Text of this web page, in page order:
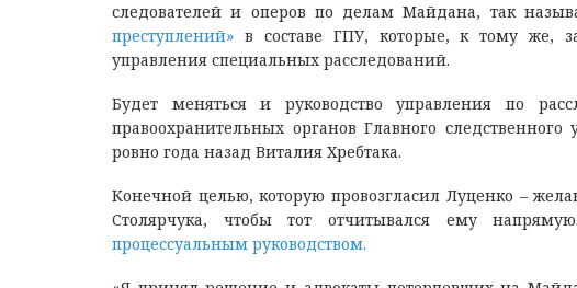
следователей и оперов по делам Майдана, так
преступлений» в составе ГПУ, которые, к тому же,
управления специальных расследований.
Будет меняться и руководство управления по
правоохранительных органов Главного
ровно года назад Виталия Хребтака.
Конечной целью, которую провозгласил Луценко –
Столярчука, чтобы тот отчитывался ему
процессуальным руководством.